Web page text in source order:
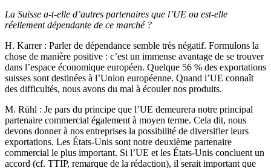
La Suisse a-t-elle d’autres partenaires que l’UE ou est-elle
réellement dépendante de ce marché ?
H. Karrer: Parler de dépendance semble très négatif. Formulons la
chose de manière positive : c’est un immense avantage de se trouver
dans l’espace économique européen. Quelque 56 % des exportations
suisses sont destinées à l’Union européenne. Quand l’UE connaît
des difficultés, nous avons du mal à écouler nos produits.
M. Rühl : Je pars du principe que l’UE demeurera notre principal
partenaire commercial également à moyen terme. Cela dit, nous
devons donner à nos entreprises la possibilité de diversifier leurs
exportations. Les États-Unis sont notre deuxième partenaire
commercial le plus important. Si l’UE et les États-Unis concluent un
accord (cf. TTIP, remarque de la rédaction), il serait important que